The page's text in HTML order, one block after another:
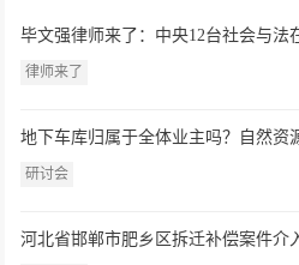
毕文强律师来了：中央12台社会与法
家》
律师来了
地下车库归属于全体业主吗？自然资
位（库）确权登记若干问题的意见（
研讨会
河北省邯郸市肥乡区拆迁补偿案件介